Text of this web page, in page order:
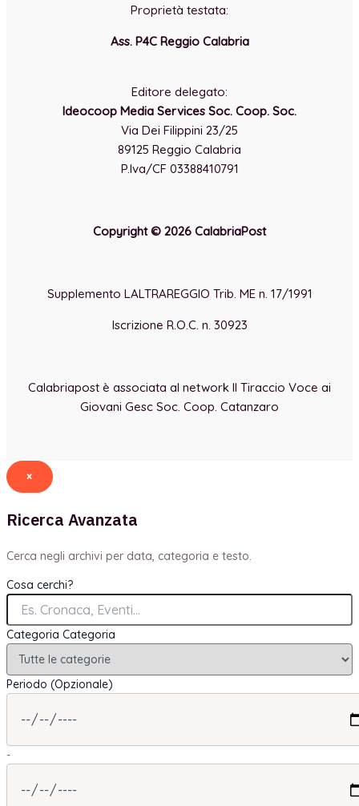
Proprietà testata:
Ass. P4C Reggio Calabria
Editore delegato:
Ideocoop Media Services Soc. Coop. Soc.
Via Dei Filippini 23/25
89125 Reggio Calabria
P.Iva/CF 03388410791
Copyright © 2026 CalabriaPost
Supplemento LALTRAREGGIO Trib. ME n. 17/1991
Iscrizione R.O.C. n. 30923
Calabriapost è associata al network Il Tiraccio Voce ai
Giovani Gesc Soc. Coop. Catanzaro
×
Ricerca Avanzata
Cerca negli archivi per data, categoria e testo.
Cosa cerchi?
Categoria Categoria
Periodo (Opzionale)
-